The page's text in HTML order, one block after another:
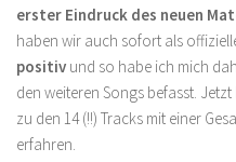
erster Eindruck des neuen
haben wir auch sofort als
positiv und so habe ich mich
den weiteren Songs befasst.
zu den 14 (!!) Tracks mit einer
erfahren.